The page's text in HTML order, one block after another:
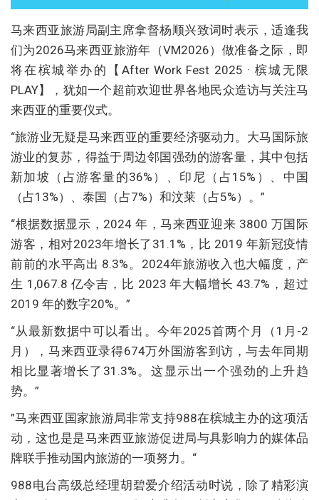
马来西亚旅游局副主席拿督杨顺兴致词时表示，适逢我
们为2026马来西亚旅游年（VM2026）做准备之际，即
将在槟城举办的【After Work Fest 2025 · 槟城无限
PLAY】，犹如一个超前欢迎世界各地民众造访与关注马
来西亚的重要仪式。
“旅游业无疑是马来西亚的重要经济驱动力。大马国际旅
游业的复苏，得益于周边邻国强劲的游客量，其中包括
新加坡（占游客量的36%）、印尼（占15%）、中国
（占13%）、泰国（占7%）和汶莱（占5%）。”
“根据数据显示，2024 年，马来西亚迎来 3800 万国际
游客，相对2023年增长了31.1%，比 2019 年新冠疫情
前前的水平高出 8.3%。2024年旅游收入也大幅度，产
生 1,067.8 亿令吉，比 2023 年大幅增长 43.7%，超过
2019 年的数字20%。”
“从最新数据中可以看出。今年2025首两个月（1月-2
月），马来西亚录得674万外国游客到访，与去年同期
相比显著增长了31.3%。这显示出一个强劲的上升趋
势。”
”马来西亚国家旅游局非常支持988在槟城主办的这项活
动，这也是是马来西亚旅游促进局与具影响力的媒体品
牌联手推动国内旅游的一项努力。“
988电台高级总经理胡碧爱介绍活动时说，除了精彩演